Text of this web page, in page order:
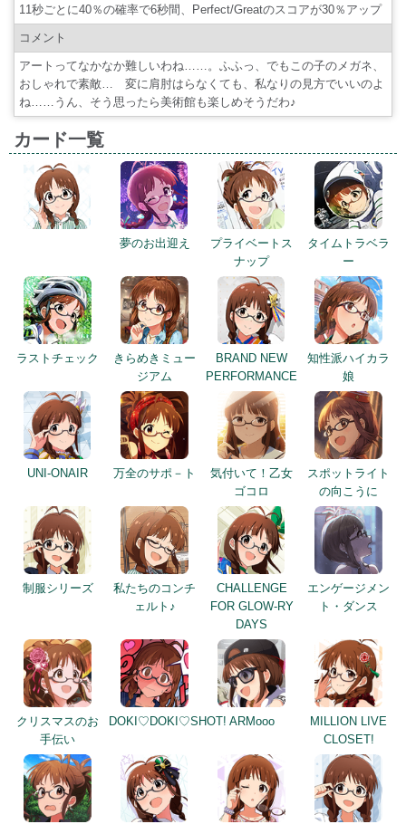
おしゃれで素敵… 変に肩肘はらなくても、私なりの見方でいいのよ
ね……うん、そう思ったら美術館も楽しめそうだわ♪
カード一覧
夢のお出迎え
プライベートス
ナップ
タイムトラベラ
ー
ラストチェック
きらめきミュー
ジアム
BRAND NEW
PERFORMANCE
知性派ハイカラ
娘
UNI-ONAIR 万全のサポ－ト
気付いて！乙女
ゴコロ
スポットライト
の向こうに
制服シリーズ
私たちのコンチ
ェルト♪
CHALLENGE
FOR GLOW-RY
DAYS
エンゲージメン
ト・ダンス
クリスマスのお
手伝い
DOKI♡DOKI♡SHOT!ARMooo
MILLION LIVE
CLOSET!
水着は支度済
み！
Reach 4 the
Dream!
MILLION LIVE
CONFERENCE!
夏服シリーズ